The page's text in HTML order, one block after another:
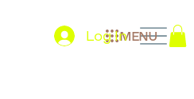
MENU
Log In